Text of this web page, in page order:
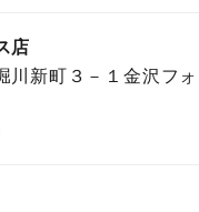
店
川新町３－１金沢フォ